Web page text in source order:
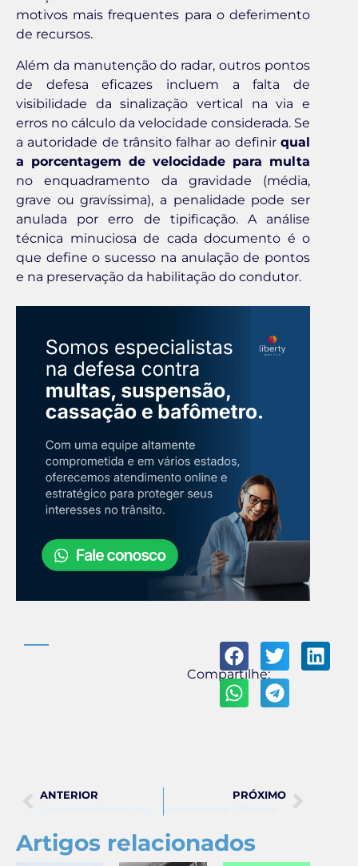
motivos mais frequentes para o deferimento
de recursos.
Além da manutenção do radar, outros pontos
de defesa eficazes incluem a falta de
visibilidade da sinalização vertical na via e
erros no cálculo da velocidade considerada. Se
a autoridade de trânsito falhar ao definir qual
a porcentagem de velocidade para multa
no enquadramento da gravidade (média,
grave ou gravíssima), a penalidade pode ser
anulada por erro de tipificação. A análise
técnica minuciosa de cada documento é o
que define o sucesso na anulação de pontos
e na preservação da habilitação do condutor.
Compartilhe:
ANTERIOR PRÓXIMO
Artigos relacionados